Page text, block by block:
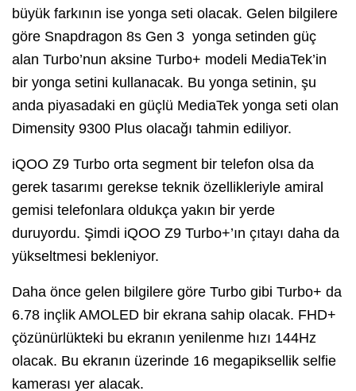
büyük farkının ise yonga seti olacak. Gelen bilgilere
göre Snapdragon 8s Gen 3 yonga setinden güç
alan Turbo’nun aksine Turbo+ modeli MediaTek’in
bir yonga setini kullanacak. Bu yonga setinin, şu
anda piyasadaki en güçlü MediaTek yonga seti olan
Dimensity 9300 Plus olacağı tahmin ediliyor.
iQOO Z9 Turbo orta segment bir telefon olsa da
gerek tasarımı gerekse teknik özellikleriyle amiral
gemisi telefonlara oldukça yakın bir yerde
duruyordu. Şimdi iQOO Z9 Turbo+’ın çıtayı daha da
yükseltmesi bekleniyor.
Daha önce gelen bilgilere göre Turbo gibi Turbo+ da
6.78 inçlik AMOLED bir ekrana sahip olacak. FHD+
çözünürlükteki bu ekranın yenilenme hızı 144Hz
olacak. Bu ekranın üzerinde 16 megapiksellik selfie
kamerası yer alacak.